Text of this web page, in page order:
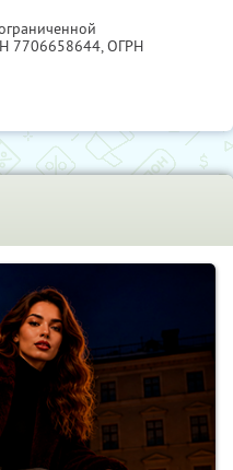
7706658644, ОГРН